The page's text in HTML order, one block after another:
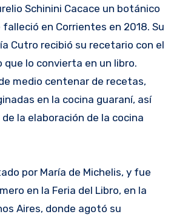
Schinini Cacace un botánico
en Corrientes en 2018. Su
Cutro recibió su recetario con el
que lo convierta en un libro.
medio centenar de recetas,
en la cocina guaraní, así
la elaboración de la cocina
por María de Michelis, y fue
en la Feria del Libro, en la
Aires, donde agotó su